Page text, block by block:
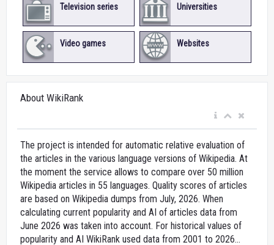
Television series Universities
Video games Websites
About WikiRank
The project is intended for automatic relative evaluation of
the articles in the various language versions of Wikipedia. At
the moment the service allows to compare over 50 million
Wikipedia articles in 55 languages. Quality scores of articles
are based on Wikipedia dumps from July, 2026. When
calculating current popularity and AI of articles data from
June 2026 was taken into account. For historical values of
popularity and AI WikiRank used data from 2001 to 2026...